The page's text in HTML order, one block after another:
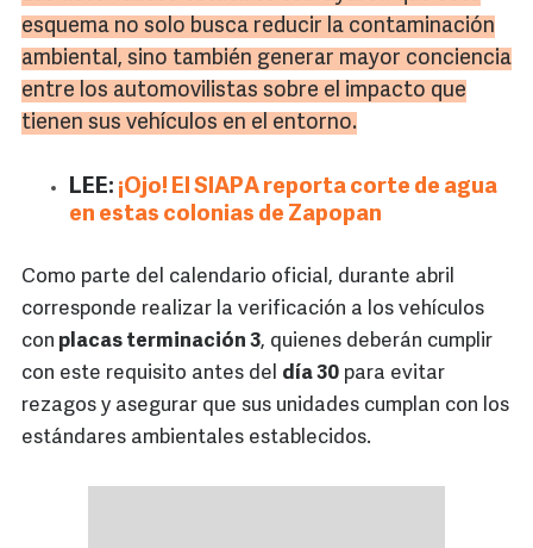
esquema no solo busca reducir la contaminación
ambiental, sino también generar mayor conciencia
entre los automovilistas sobre el impacto que
tienen sus vehículos en el entorno.
LEE: ¡Ojo! El SIAPA reporta corte de agua
en estas colonias de Zapopan
Como parte del calendario oficial, durante abril
corresponde realizar la verificación a los vehículos
con placas terminación 3, quienes deberán cumplir
con este requisito antes del día 30 para evitar
rezagos y asegurar que sus unidades cumplan con los
estándares ambientales establecidos.